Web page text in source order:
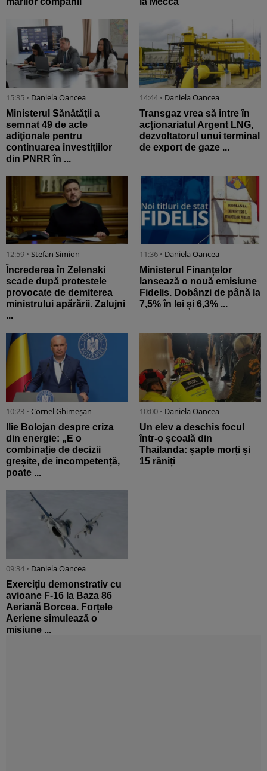
15:35 • Daniela Oancea
Ministerul Sănătăţii a
semnat 49 de acte
adiţionale pentru
continuarea investiţiilor
din PNRR în ...
14:44 • Daniela Oancea
Transgaz vrea să intre în
acţionariatul Argent LNG,
dezvoltatorul unui terminal
de export de gaze ...
12:59 • Stefan Simion
Încrederea în Zelenski
scade după protestele
provocate de demiterea
ministrului apărării. Zalujni
...
11:36 • Daniela Oancea
Ministerul Finanțelor
lansează o nouă emisiune
Fidelis. Dobânzi de până la
7,5% în lei și 6,3% ...
10:23 • Cornel Ghimeșan
Ilie Bolojan despre criza
din energie: „E o
combinație de decizii
greșite, de incompetență,
poate ...
10:00 • Daniela Oancea
Un elev a deschis focul
într-o școală din
Thailanda: șapte morți și
15 răniți
09:34 • Daniela Oancea
Exercițiu demonstrativ cu
avioane F-16 la Baza 86
Aeriană Borcea. Forțele
Aeriene simulează o
misiune ...